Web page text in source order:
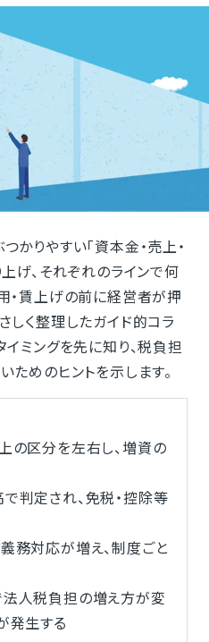
りやすい「資本金・売上・
げ、それぞれのラインで何
・賃上げの前に経営者が押
しく整理したガイド的コラ
ミングを先に知り、税負担
めのヒントを示します。
区分を左右し、増資の
定され、免税・控除等
対応が増え、制度ごと
人税負担の増え方が変
発生する